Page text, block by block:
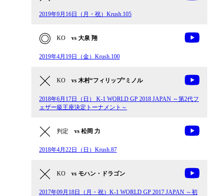
2019年9月16日（月・祝）Krush.105
KO vs 大泉 翔
2019年4月19日（金）Krush.100
KO vs 木村“フィリップ”ミノル
2018年6月17日（日） K-1 WORLD GP 2018 JAPAN ～第2代フ
ェザー級王座決定トーナメント～
判定 vs 松岡 力
2018年4月22日（日）Krush.87
KO vs モハン・ドラゴン
2017年09月18日（月・祝）K-1 WORLD GP 2017 JAPAN ～初